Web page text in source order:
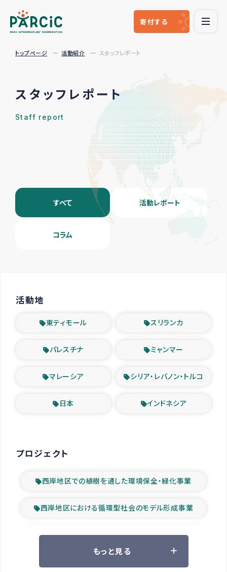
寄付する
トップページ 活動紹介 スタッフレポート
スタッフレポート
Staff report
すべて 活動レポート
コラム
活動地
東ティモール スリランカ
パレスチナ ミャンマー
マレーシア シリア・レバノン・トルコ
日本 インドネシア
プロジェクト
西岸地区での植樹を通した環境保全・緑化事業
西岸地区における循環型社会のモデル形成事業
ツアー参加者の声
もっと見る